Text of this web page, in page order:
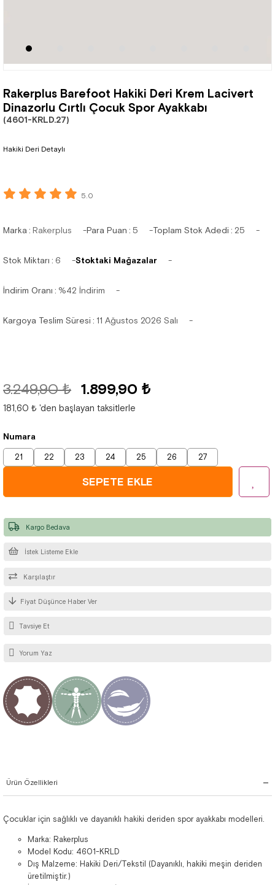
Rakerplus Barefoot Hakiki Deri Krem Lacivert
Dinazorlu Cırtlı Çocuk Spor Ayakkabı
(4601-KRLD.27)
Hakiki Deri Detaylı
5.0
Marka : Rakerplus Para Puan : 5 Toplam Stok Adedi : 25
Stok Miktarı : 6 Stoktaki Mağazalar
İndirim Oranı : %42 İndirim
Kargoya Teslim Süresi : 11 Ağustos 2026 Salı
3.249,90 ₺ 1.899,90 ₺
181,60 ₺ 'den başlayan taksitlerle
Numara
21 22 23 24 25 26 27
İstek Listeme Ekle
Karşılaştır
Fiyat Düşünce Haber Ver
Kargo Bedava
Tavsiye Et
Yorum Yaz
Ürün Özellikleri
Çocuklar için sağlıklı ve dayanıklı hakiki deriden spor ayakkabı modelleri.
Marka: Rakerplus
Model Kodu: 4601-KRLD
Dış Malzeme: Hakiki Deri/Tekstil (Dayanıklı, hakiki meşin deriden
üretilmiştir.)